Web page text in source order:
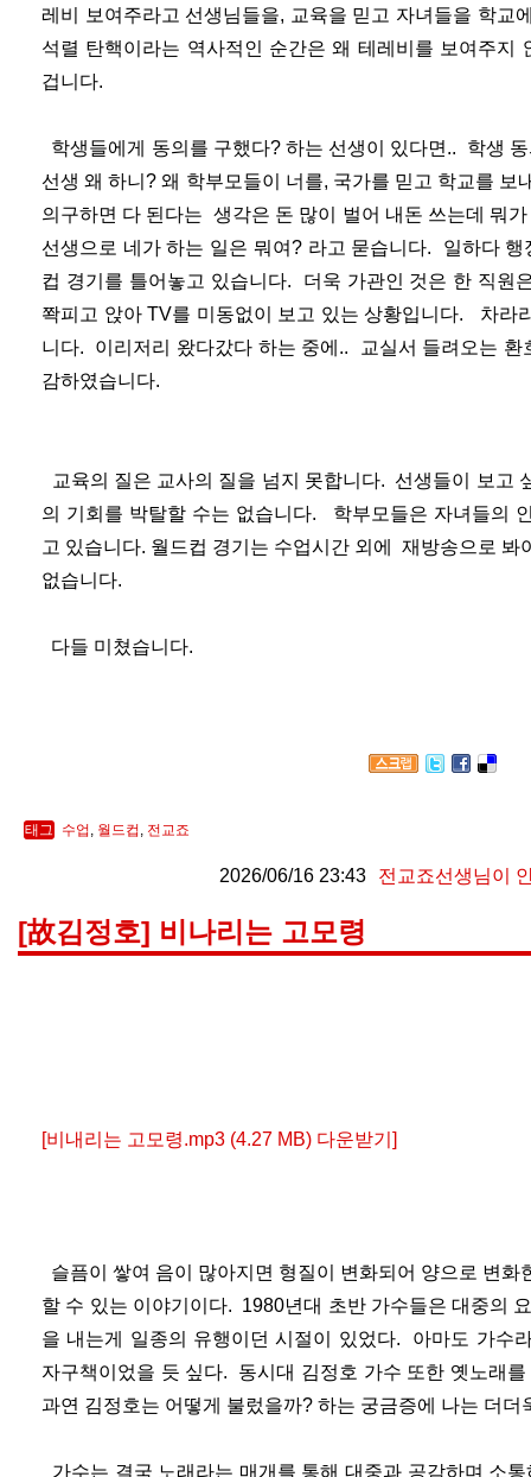
레비 보여주라고 선생님들을, 교육을 믿고 자녀들을 학
석렬 탄핵이라는 역사적인 순간은 왜 테레비를 보여주지
겁니다.
학생들에게 동의를 구했다? 하는 선생이 있다면.. 학생
선생 왜 하니? 왜 학부모들이 너를, 국가를 믿고 학교를 보
의구하면 다 된다는 생각은 돈 많이 벌어 내돈 쓰는데 뭐
선생으로 네가 하는 일은 뭐여? 라고 묻습니다. 일하다
컵 경기를 틀어놓고 있습니다. 더욱 가관인 것은 한 직원
쫙피고 앉아 TV를 미동없이 보고 있는 상황입니다. 차라
니다. 이리저리 왔다갔다 하는 중에.. 교실서 들려오는 환
감하였습니다.
교육의 질은 교사의 질을 넘지 못합니다. 선생들이 보고
의 기회를 박탈할 수는 없습니다. 학부모들은 자녀들의
고 있습니다. 월드컵 경기는 수업시간 외에 재방송으로 봐
없습니다.
다들 미쳤습니다.
태그 수업 , 월드컵 , 전교죠
2026/06/16 23:43 전교죠선생님이
[故김정호] 비나리는 고모령
[비내리는 고모령.mp3 (4.27 MB) 다운받기]
슬픔이 쌓여 음이 많아지면 형질이 변화되어 양으로 변
할 수 있는 이야기이다. 1980년대 초반 가수들은 대중의
을 내는게 일종의 유행이던 시절이 있었다. 아마도 가수
자구책이었을 듯 싶다. 동시대 김정호 가수 또한 옛노래
과연 김정호는 어떻게 불렀을까? 하는 궁금증에 나는 더
가수는 결국 노래라는 매개를 통해 대중과 공감하며 소